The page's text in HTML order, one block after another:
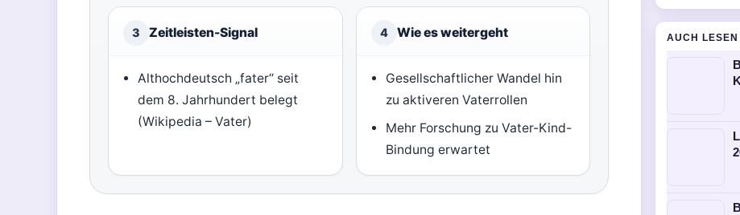
3 Zeitleisten-Signal
Althochdeutsch „fater“ seit
dem 8. Jahrhundert belegt
(Wikipedia – Vater)
4 Wie es weitergeht
Gesellschaftlicher Wandel hin
zu aktiveren Vaterrollen
Mehr Forschung zu Vater-Kind-
Bindung erwartet
AUCH LESEN